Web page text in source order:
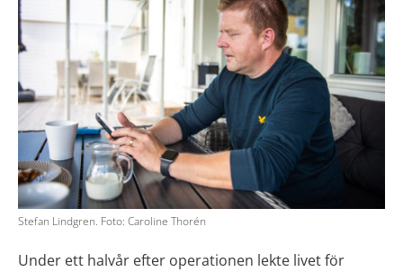
Stefan Lindgren. Foto: Caroline Thorén
Under ett halvår efter operationen lekte livet för